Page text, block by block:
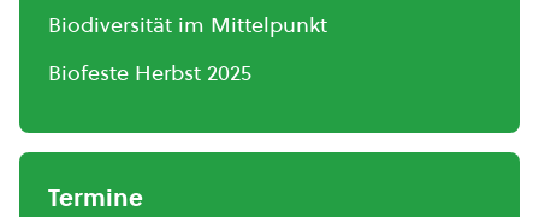
Biodiversität im Mittelpunkt
Biofeste Herbst 2025
Termine